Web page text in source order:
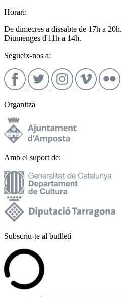
Horari:
De dimecres a dissabte de 17h a 20h.
Diumenges d'11h a 14h.
Segueix-nos a:
Organitza
Amb el suport de:
Subscriu-te al butlletí